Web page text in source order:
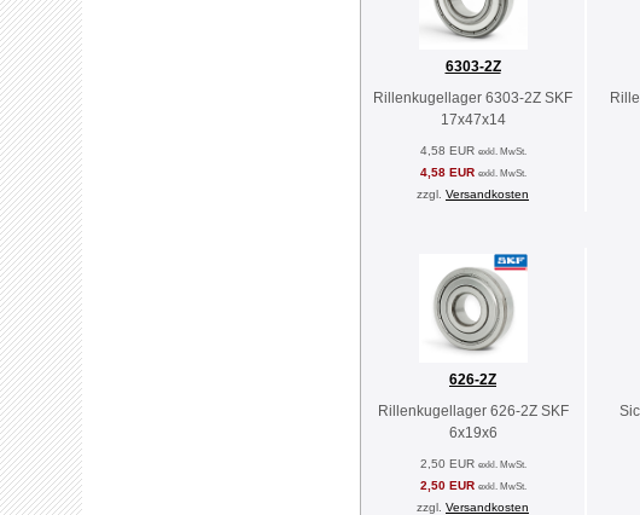
6303-2Z
Rillenkugellager 6303-2Z SKF
17x47x14
4,58 EUR exkl. MwSt.
4,58 EUR exkl. MwSt.
zzgl. Versandkosten
626-2Z
Rillenkugellager 626-2Z SKF
6x19x6
2,50 EUR exkl. MwSt.
2,50 EUR exkl. MwSt.
zzgl. Versandkosten